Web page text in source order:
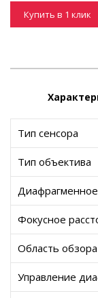
Купить в 1 клик
Тип сенсора
Тип объектива
Фокусное
Область обзора
Управление